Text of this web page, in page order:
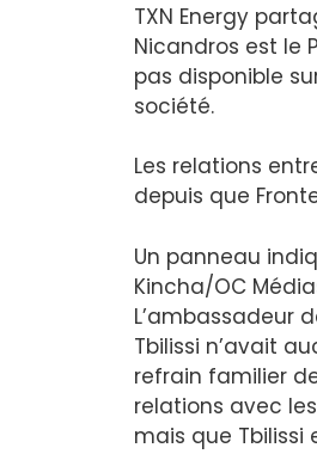
TXN Energy
Nicandros est le
pas disponible
société.
Les relations
depuis que
Un panneau
Kincha/OC
L’ambassadeur
Tbilissi n’avait
refrain familier
relations avec
mais que Tbilissi